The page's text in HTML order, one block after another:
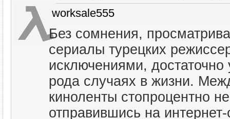
worksale555
Без сомнения,
сериалы турецких
исключениями, достаточно
рода случаях в жизни.
киноленты стопроцентно
отправившись на